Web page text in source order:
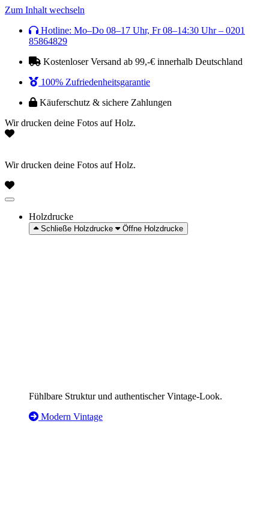
Zum Inhalt wechseln
Hotline: Mo–Do 08–17 Uhr, Fr 08–14:30 Uhr – 0201
85864829
Kostenloser Versand ab 99,-€ innerhalb Deutschland
100% Zufriedenheitsgarantie
Käuferschutz & sichere Zahlungen
Wir drucken deine Fotos auf Holz.
Wir drucken deine Fotos auf Holz.
Holzdrucke
Schließe Holzdrucke Öffne Holzdrucke
Fühlbare Struktur und authentischer Vintage-Look.
Modern Vintage